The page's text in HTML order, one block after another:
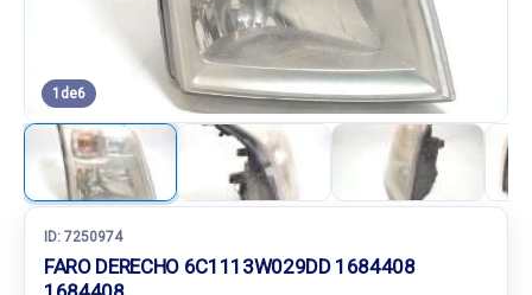
1 de6
ID: 7250974
FARO DERECHO 6C1113W029DD 1684408